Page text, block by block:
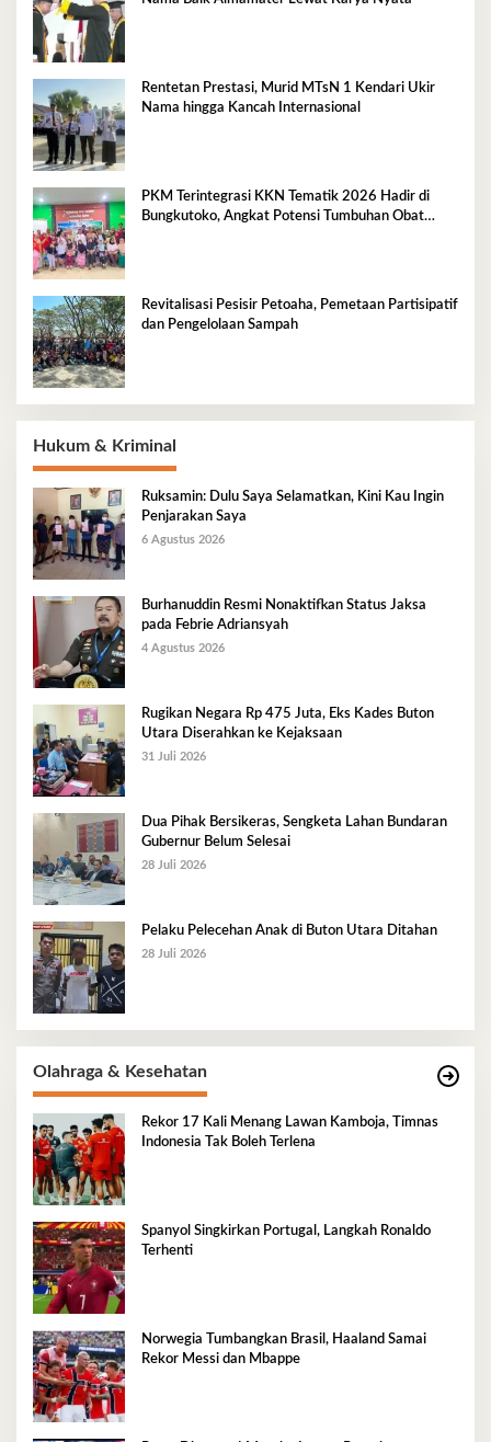
Rentetan Prestasi, Murid MTsN 1 Kendari Ukir
Nama hingga Kancah Internasional
PKM Terintegrasi KKN Tematik 2026 Hadir di
Bungkutoko, Angkat Potensi Tumbuhan Obat
Revitalisasi Pesisir Petoaha, Pemetaan Partisipatif
dan Pengelolaan Sampah
Hukum & Kriminal
Ruksamin: Dulu Saya Selamatkan, Kini Kau Ingin
Penjarakan Saya
6 Agustus 2026
Burhanuddin Resmi Nonaktifkan Status Jaksa
pada Febrie Adriansyah
4 Agustus 2026
Rugikan Negara Rp 475 Juta, Eks Kades Buton
Utara Diserahkan ke Kejaksaan
31 Juli 2026
Dua Pihak Bersikeras, Sengketa Lahan Bundaran
Gubernur Belum Selesai
28 Juli 2026
Pelaku Pelecehan Anak di Buton Utara Ditahan
28 Juli 2026
Olahraga & Kesehatan
Rekor 17 Kali Menang Lawan Kamboja, Timnas
Indonesia Tak Boleh Terlena
Spanyol Singkirkan Portugal, Langkah Ronaldo
Terhenti
Norwegia Tumbangkan Brasil, Haaland Samai
Rekor Messi dan Mbappe